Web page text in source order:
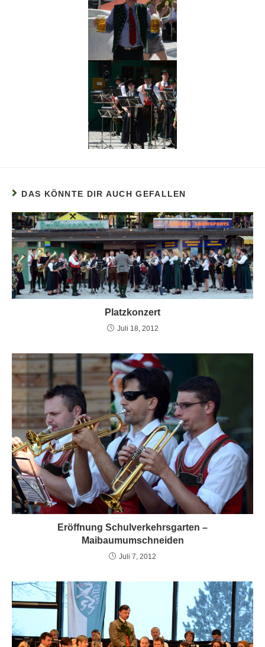
DAS KÖNNTE DIR AUCH GEFALLEN
Platzkonzert
Juli 18, 2012
Eröffnung Schulverkehrsgarten –
Maibaumumschneiden
Juli 7, 2012